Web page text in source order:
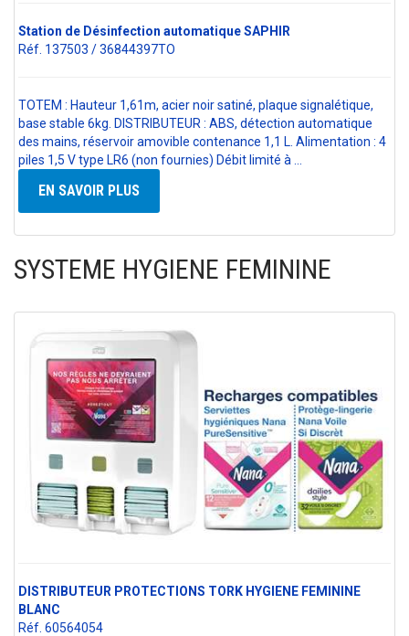
Station de Désinfection automatique SAPHIR
Réf. 137503 / 36844397TO
TOTEM : Hauteur 1,61m, acier noir satiné, plaque signalétique,
base stable 6kg. DISTRIBUTEUR : ABS, détection automatique
des mains, réservoir amovible contenance 1,1 L. Alimentation : 4
piles 1,5 V type LR6 (non fournies) Débit limité à …
EN SAVOIR PLUS
SYSTEME HYGIENE FEMININE
DISTRIBUTEUR PROTECTIONS TORK HYGIENE FEMININE
BLANC
Réf. 60564054